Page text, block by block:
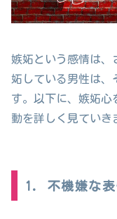
嫉妬という感情は、
妬している男性は、
す。以下に、嫉妬心
動を詳しく見ていき
1. 不機嫌な表